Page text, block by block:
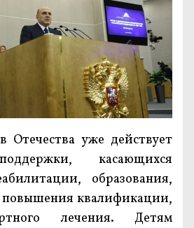
Отечества уже действует
касающихся
образования,
повышения квалификации,
лечения. Детям